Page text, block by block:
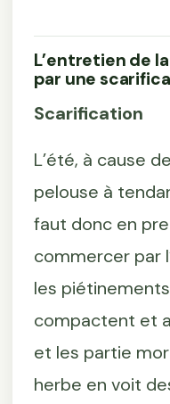
L’entretien de
par une
Scarification
L’été, à cause
pelouse à
faut donc en
commercer par
les
compactent et
et les partie
herbe en voit